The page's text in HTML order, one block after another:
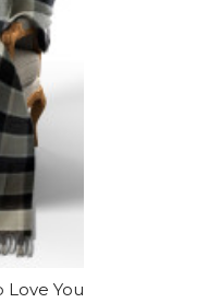
You